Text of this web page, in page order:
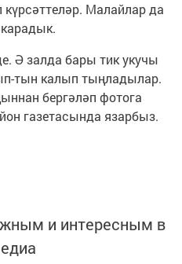
Малайлар да
Ә залда бары тик укучы
тын калып тыңладылар.
бергәләп фотога
газетасында язарбыз.
и интересным в